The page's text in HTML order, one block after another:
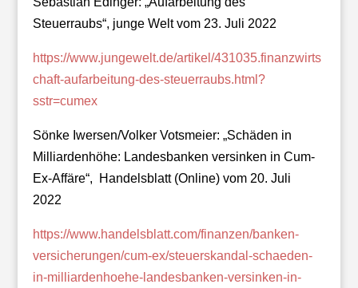
Steuerraubs“, junge Welt vom 23. Juli 2022
https://www.jungewelt.de/artikel/431035.finanzwirts
chaft-aufarbeitung-des-steuerraubs.html?
sstr=cumex
Sönke Iwersen/Volker Votsmeier: „Schäden in
Milliardenhöhe: Landesbanken versinken in Cum-
Ex-Affäre“, Handelsblatt (Online) vom 20. Juli
2022
https://www.handelsblatt.com/finanzen/banken-
versicherungen/cum-ex/steuerskandal-schaeden-
in-milliardenhoehe-landesbanken-versinken-in-